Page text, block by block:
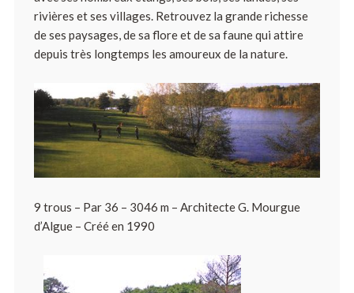
rivières et ses villages. Retrouvez la grande richesse
de ses paysages, de sa flore et de sa faune qui attire
depuis très longtemps les amoureux de la nature.
9 trous – Par 36 – 3046 m – Architecte G. Mourgue
d’Algue – Créé en 1990